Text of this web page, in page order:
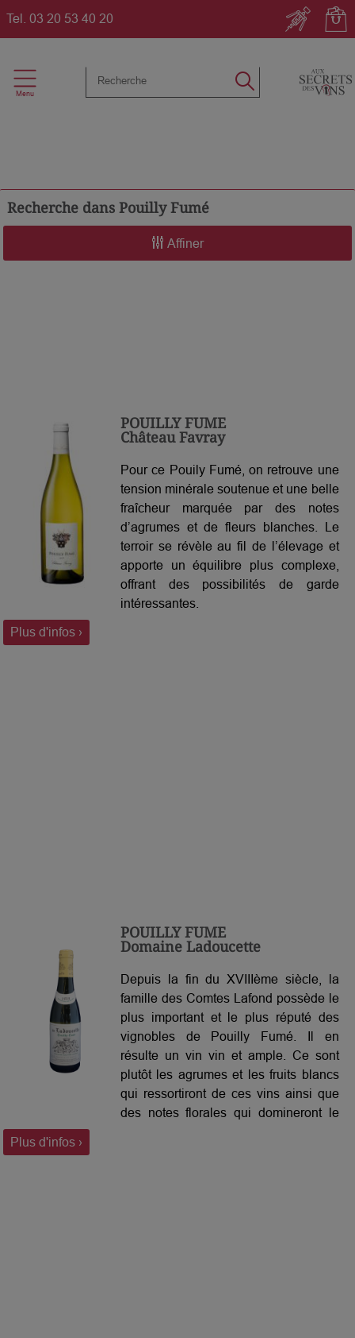
Tel. 03 20 53 40 20
Recherche dans Pouilly Fumé
Affiner
POUILLY FUME
Château Favray
Pour ce Pouily Fumé, on retrouve une
tension minérale soutenue et une belle
fraîcheur marquée par des notes
d’agrumes et de fleurs blanches. Le
terroir se révèle au fil de l’élevage et
apporte un équilibre plus complexe,
offrant des possibilités de garde
intéressantes.
Plus d'infos ›
POUILLY FUME
Domaine Ladoucette
Depuis la fin du XVIIIème siècle, la
famille des Comtes Lafond possède le
plus important et le plus réputé des
vignobles de Pouilly Fumé. Il en
résulte un vin vin et ample. Ce sont
plutôt les agrumes et les fruits blancs
qui ressortiront de ces vins ainsi que
des notes florales qui domineront le
Plus d'infos ›